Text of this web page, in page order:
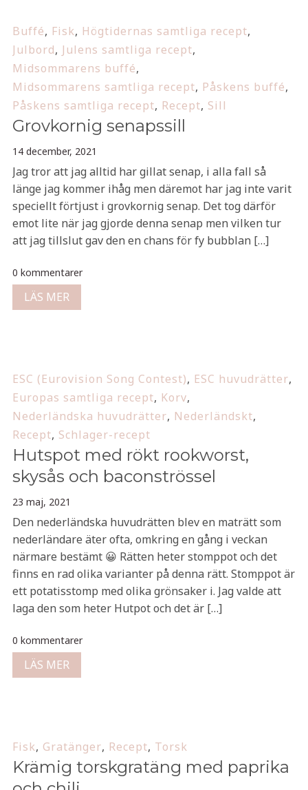
Buffé, Fisk, Högtidernas samtliga recept,
Julbord, Julens samtliga recept,
Midsommarens buffé,
Midsommarens samtliga recept, Påskens buffé,
Påskens samtliga recept, Recept, Sill
Grovkornig senapssill
14 december, 2021
Jag tror att jag alltid har gillat senap, i alla fall så
länge jag kommer ihåg men däremot har jag inte varit
speciellt förtjust i grovkornig senap. Det tog därför
emot lite när jag gjorde denna senap men vilken tur
att jag tillslut gav den en chans för fy bubblan […]
0 kommentarer
LÄS MER
ESC (Eurovision Song Contest), ESC huvudrätter,
Europas samtliga recept, Korv,
Nederländska huvudrätter, Nederländskt,
Recept, Schlager-recept
Hutspot med rökt rookworst,
skysås och baconströssel
23 maj, 2021
Den nederländska huvudrätten blev en maträtt som
nederländare äter ofta, omkring en gång i veckan
närmare bestämt 😀 Rätten heter stomppot och det
finns en rad olika varianter på denna rätt. Stomppot är
ett potatisstomp med olika grönsaker i. Jag valde att
laga den som heter Hutpot och det är […]
0 kommentarer
LÄS MER
Fisk, Gratänger, Recept, Torsk
Krämig torskgratäng med paprika